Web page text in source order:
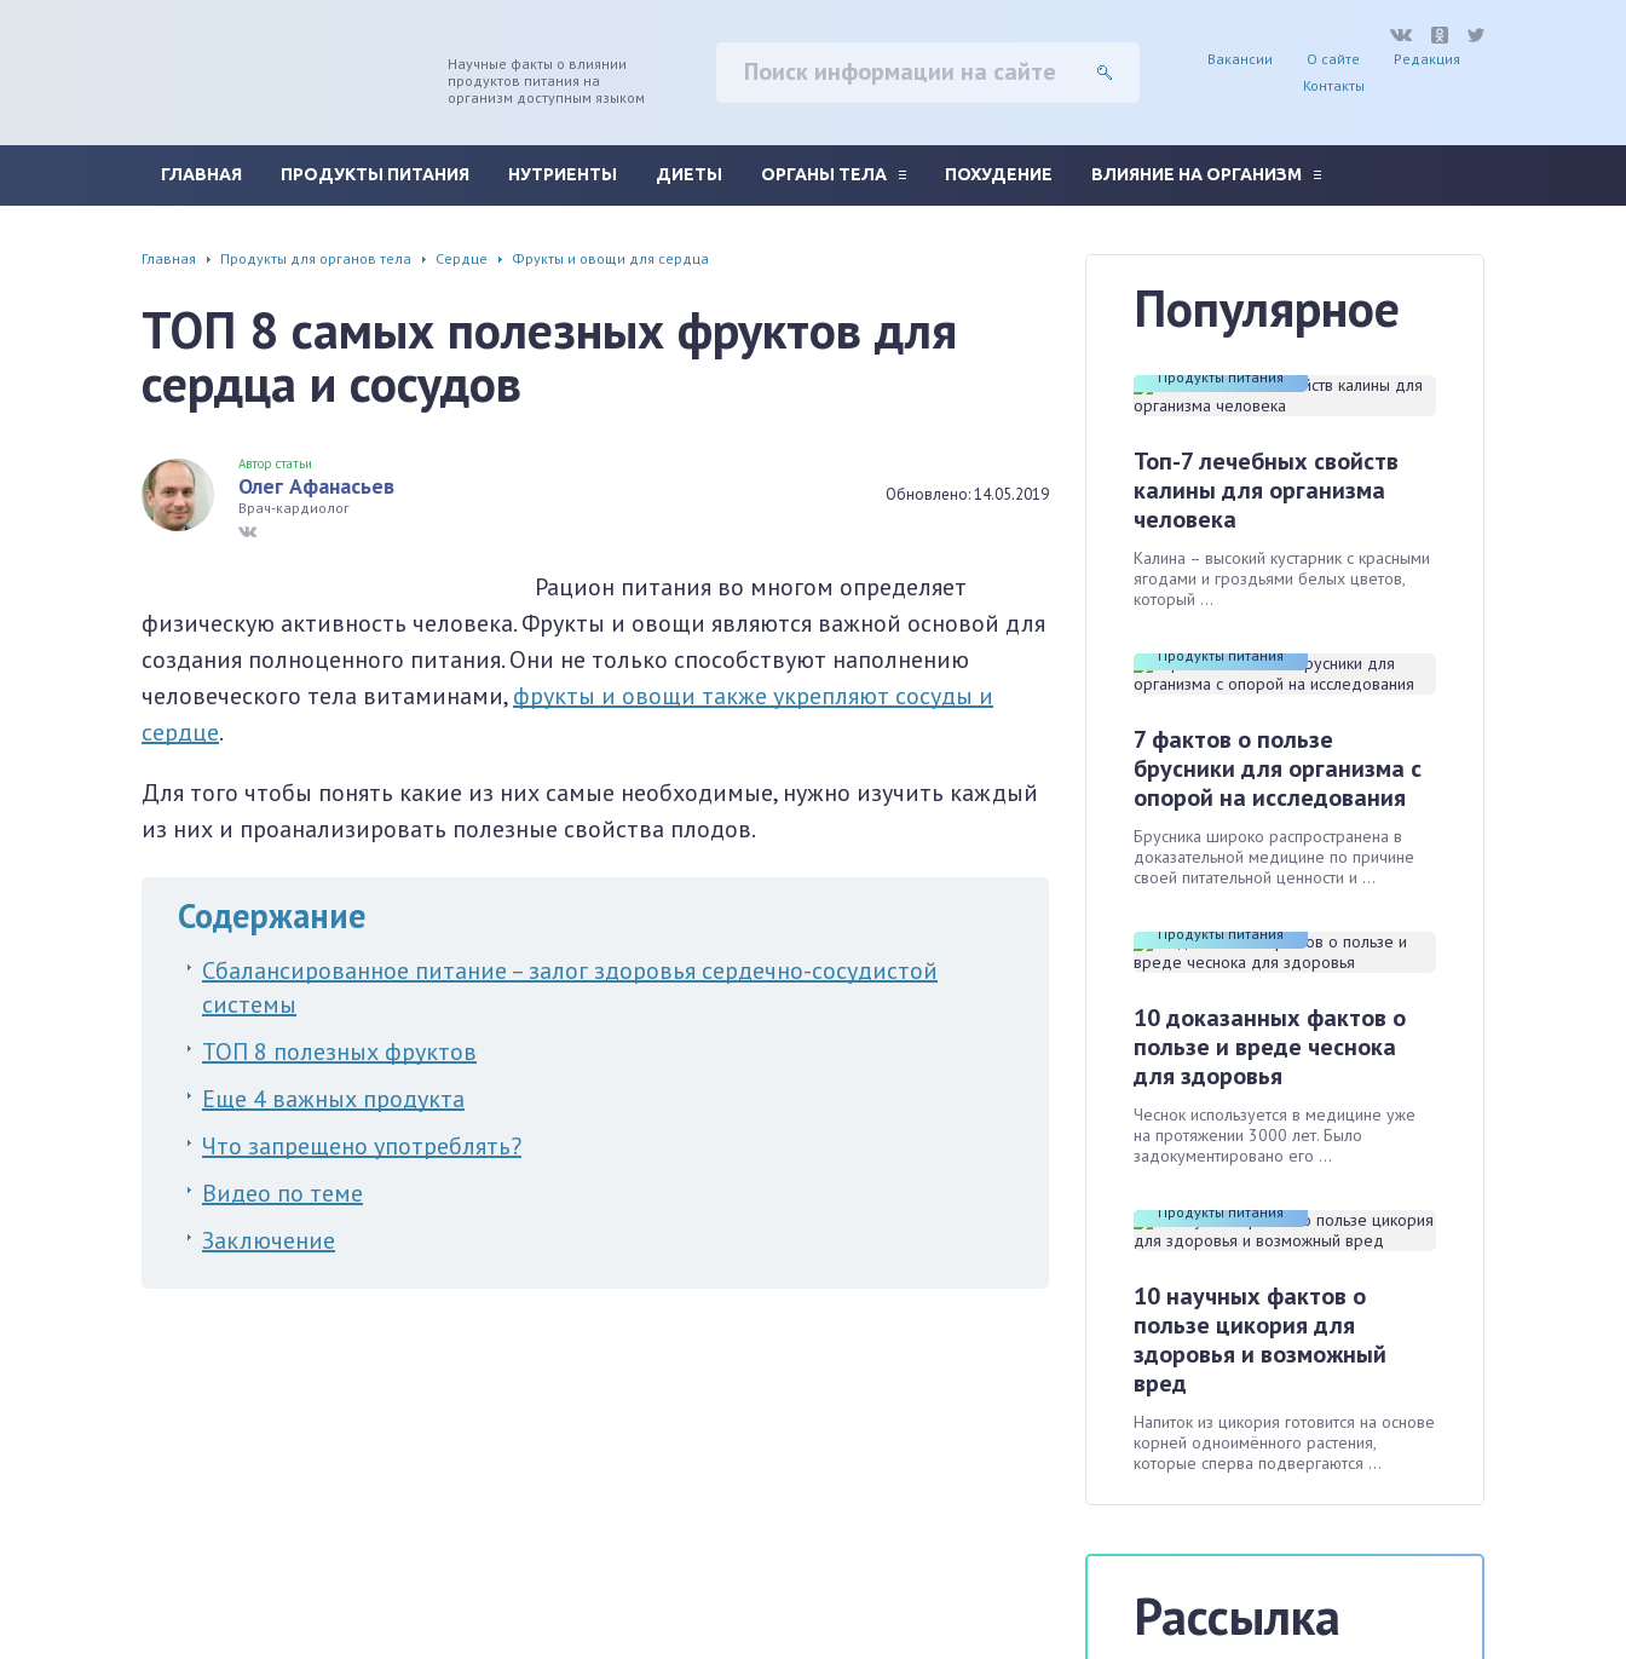
Научные факты о влиянии
продуктов питания на
организм доступным языком
ГЛАВНАЯ ПРОДУКТЫ ПИТАНИЯ НУТРИЕНТЫ ДИЕТЫ ОРГАНЫ ТЕЛА ПОХУДЕНИЕ ВЛИЯНИЕ НА ОРГАНИЗМ
Вакансии О сайте
Редакция
Контакты
Главная Продукты для органов тела Сердце Фрукты и овощи для сердца
ТОП 8 самых полезных фруктов для
сердца и сосудов
Автор статьи
Олег Афанасьев
Врач-кардиолог
Обновлено: 14.05.2019
Рацион питания во многом определяет
физическую активность человека. Фрукты и овощи являются важной основой для
создания полноценного питания. Они не только способствуют наполнению
человеческого тела витаминами,фрукты и овощи также укрепляют сосуды и
сердце.
Для того чтобы понять какие из них самые необходимые, нужно изучить каждый
из них и проанализировать полезные свойства плодов.
Содержание
Сбалансированное питание – залог здоровья сердечно-сосудистой
системы
ТОП 8 полезных фруктов
Еще 4 важных продукта
Что запрещено употреблять?
Видео по теме
Заключение
Популярное
Продукты питания
Топ-7 лечебных свойств
калины для организма
человека
Калина – высокий кустарник с красными
ягодами и гроздьями белых цветов,
который ...
Продукты питания
7 фактов о пользе
брусники для организма с
опорой на исследования
Брусника широко распространена в
доказательной медицине по причине
своей питательной ценности и ...
Продукты питания
10 доказанных фактов о
пользе и вреде чеснока
для здоровья
Чеснок используется в медицине уже
на протяжении 3000 лет. Было
задокументировано его ...
Продукты питания
10 научных фактов о
пользе цикория для
здоровья и возможный
вред
Напиток из цикория готовится на основе
корней одноимённого растения,
которые сперва подвергаются ...
Рассылка
суставы, мышцы
энергии, внимания
от депрессии и